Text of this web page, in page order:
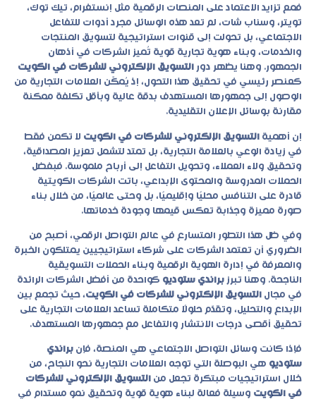
فمع تزايد الاعتماد على المنصات الرقمية مثل إنستغرام، تيك توك،
تويتر، وسناب شات، لم تعد هذه الوسائل مجرد أدوات للتفاعل
الاجتماعي، بل تحولت إلى قنوات استراتيجية لتسويق المنتجات
والخدمات، وبناء هوية تجارية قوية تُميز الشركات في أذهان
الجمهور. وهنا يظهر دور التسويق الإلكتروني للشركات في الكويت
كعنصر رئيسي في تحقيق هذا التحول، إذ يُمكّن العلامات التجارية من
الوصول إلى جمهورها المستهدف بدقة عالية وبأقل تكلفة ممكنة
مقارنة بوسائل الإعلان التقليدية.
إن أهمية التسويق الإلكتروني للشركات في الكويت لا تكمن فقط
في زيادة الوعي بالعلامة التجارية، بل تمتد لتشمل تعزيز المصداقية،
وتحقيق ولاء العملاء، وتحويل التفاعل إلى أرباح ملموسة. فبفضل
الحملات المدروسة والمحتوى الإبداعي، باتت الشركات الكويتية
قادرة على التنافس محليًا وإقليميًا، بل وحتى عالميًا، من خلال بناء
صورة مميزة وجذابة تعكس قيمها وجودة خدماتها.
وفي ظل هذا التطور المتسارع في عالم التواصل الرقمي، أصبح من
الضروري أن تعتمد الشركات على شركاء استراتيجيين يمتلكون الخبرة
والمعرفة في إدارة الهوية الرقمية وبناء الحملات التسويقية
الناجحة. وهنا تبرز براندي ستوديو كواحدة من أفضل الشركات الرائدة
في مجال التسويق الإلكتروني للشركات في الكويت، حيث تجمع بين
الإبداع والتحليل، وتقدّم حلولًا متكاملة تساعد العلامات التجارية على
تحقيق أقصى درجات الانتشار والتفاعل مع جمهورها المستهدف.
فإذا كانت وسائل التواصل الاجتماعي هي المنصة، فإن براندي
ستوديو هي البوصلة التي توجه العلامات التجارية نحو النجاح، من
خلال استراتيجيات مبتكرة تجعل من التسويق الإلكتروني للشركات
في الكويت وسيلة فعالة لبناء هوية قوية وتحقيق نمو مستدام في